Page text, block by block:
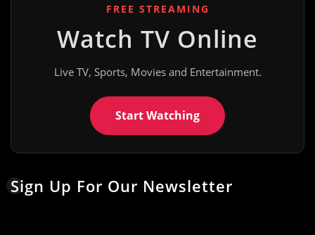
FREE STREAMING
Watch TV Online
Live TV, Sports, Movies and Entertainment.
Start Watching
Sign Up For Our Newsletter